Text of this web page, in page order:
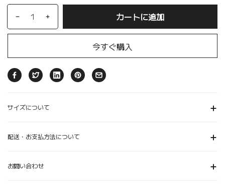
カートに追加
今すぐ購入
サイズについて
配送・お支払方法について
お問い合わせ